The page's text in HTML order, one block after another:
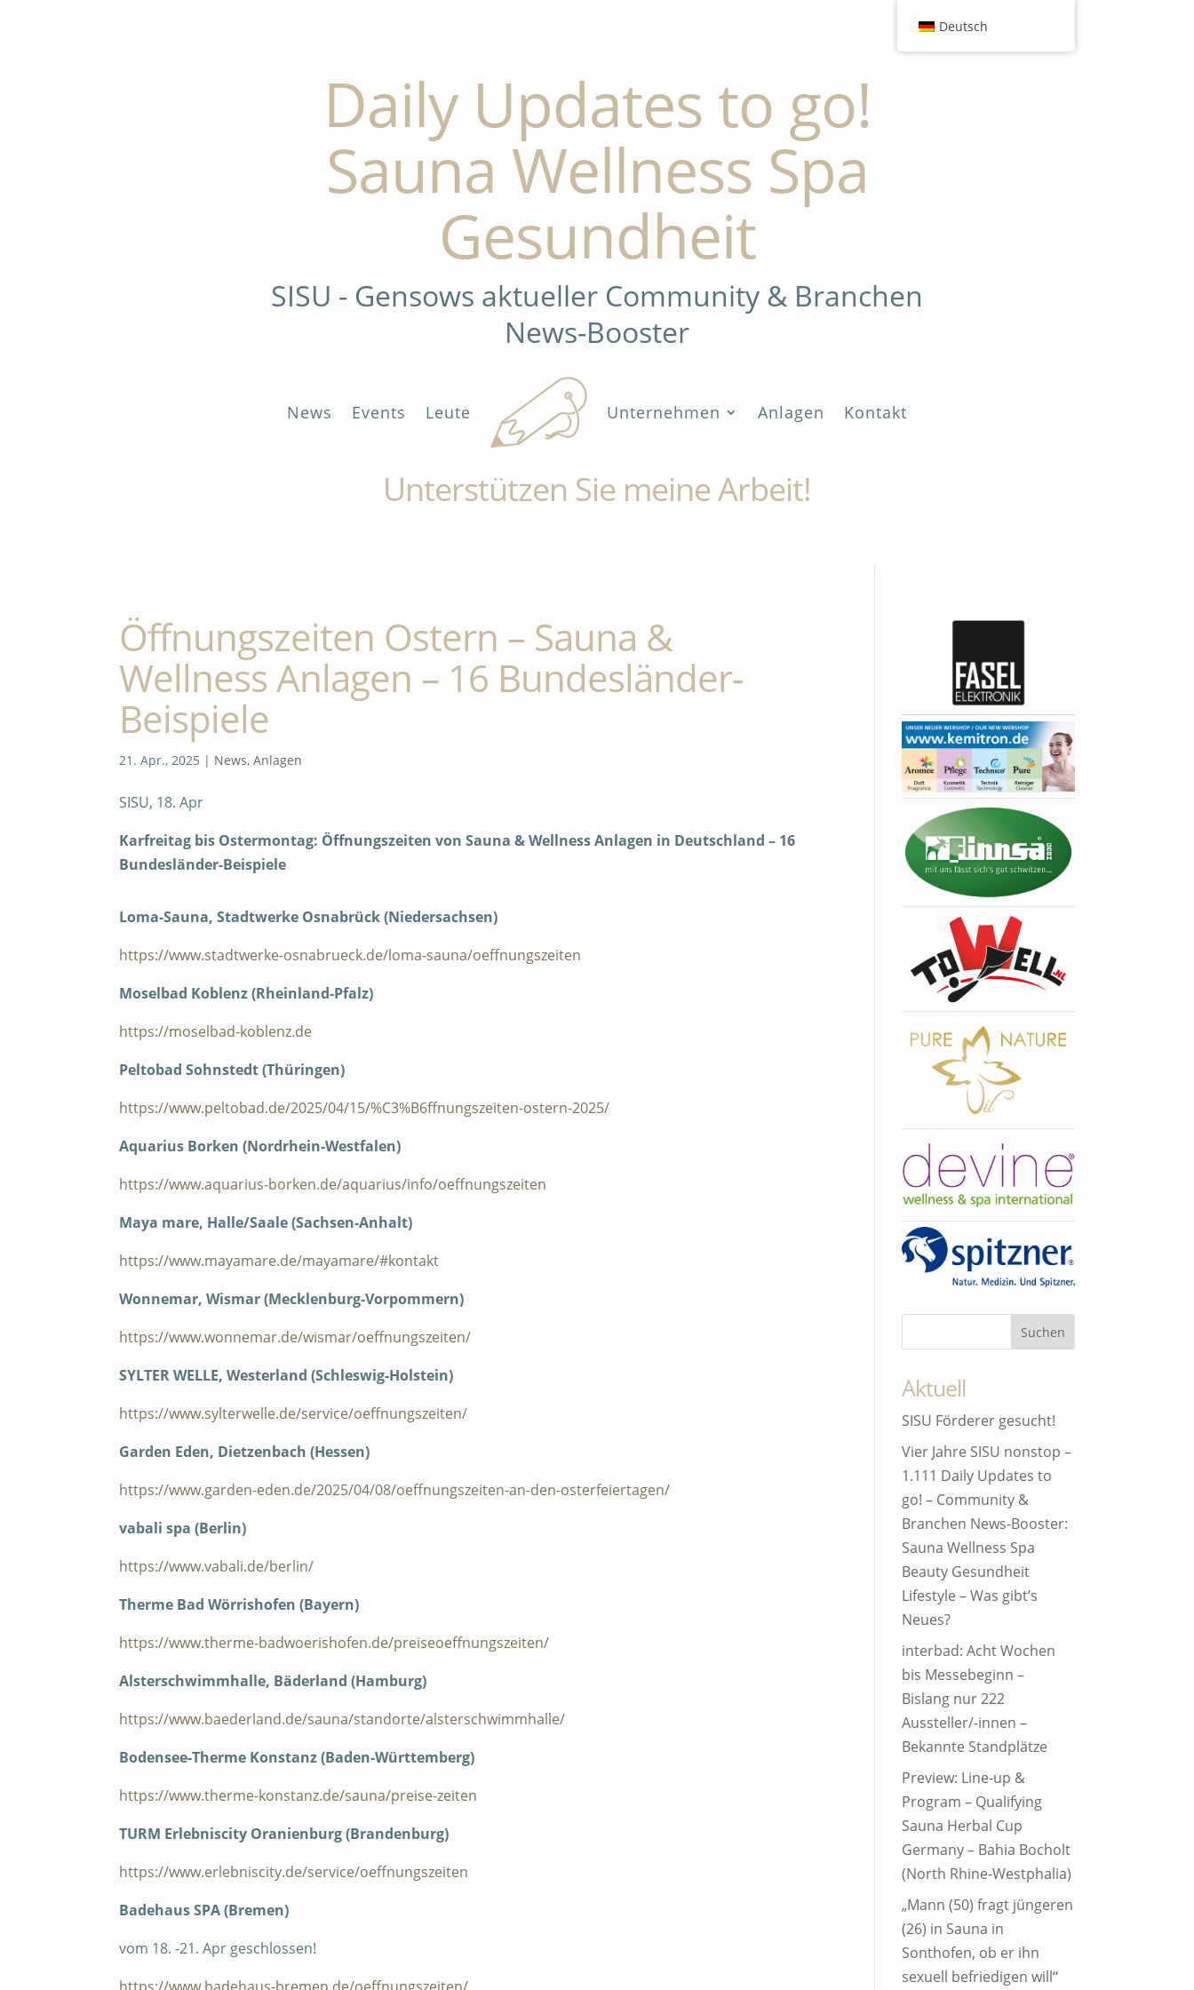
Daily Updates to go!
Sauna Wellness Spa
Gesundheit
SISU - Gensows aktueller Community & Branchen
News-Booster
News Events Leute Unternehmen Anlagen Kontakt
Unterstützen Sie meine Arbeit!
Öffnungszeiten Ostern – Sauna &
Wellness Anlagen – 16 Bundesländer-
Beispiele
21. Apr., 2025 | News,Anlagen
SISU, 18. Apr
Karfreitag bis Ostermontag: Öffnungszeiten von Sauna & Wellness Anlagen in Deutschland – 16
Bundesländer-Beispiele
Loma-Sauna, Stadtwerke Osnabrück (Niedersachsen)
https://www.stadtwerke-osnabrueck.de/loma-sauna/oeffnungszeiten
Moselbad Koblenz (Rheinland-Pfalz)
https://moselbad-koblenz.de
Peltobad Sohnstedt (Thüringen)
https://www.peltobad.de/2025/04/15/%C3%B6ffnungszeiten-ostern-2025/
Aquarius Borken (Nordrhein-Westfalen)
https://www.aquarius-borken.de/aquarius/info/oeffnungszeiten
Maya mare, Halle/Saale (Sachsen-Anhalt)
https://www.mayamare.de/mayamare/#kontakt
Wonnemar, Wismar (Mecklenburg-Vorpommern)
https://www.wonnemar.de/wismar/oeffnungszeiten/
SYLTER WELLE, Westerland (Schleswig-Holstein)
https://www.sylterwelle.de/service/oeffnungszeiten/
Garden Eden, Dietzenbach (Hessen)
https://www.garden-eden.de/2025/04/08/oeffnungszeiten-an-den-osterfeiertagen/
vabali spa (Berlin)
https://www.vabali.de/berlin/
Therme Bad Wörrishofen (Bayern)
https://www.therme-badwoerishofen.de/preiseoeffnungszeiten/
Alsterschwimmhalle, Bäderland (Hamburg)
https://www.baederland.de/sauna/standorte/alsterschwimmhalle/
Bodensee-Therme Konstanz (Baden-Württemberg)
https://www.therme-konstanz.de/sauna/preise-zeiten
TURM Erlebniscity Oranienburg (Brandenburg)
https://www.erlebniscity.de/service/oeffnungszeiten
Badehaus SPA (Bremen)
vom 18. -21. Apr geschlossen!
Aktuell
SISU Förderer gesucht!
Vier Jahre SISU nonstop –
1.111 Daily Updates to
go! – Community &
Branchen News-Booster:
Sauna Wellness Spa
Beauty Gesundheit
Lifestyle – Was gibt’s
Neues?
interbad: Acht Wochen
bis Messebeginn –
Bislang nur 222
Aussteller/-innen –
Bekannte Standplätze
Preview: Line-up &
Program – Qualifying
Sauna Herbal Cup
Germany – Bahia Bocholt
(North Rhine-Westphalia)
„Mann (50) fragt jüngeren
(26) in Sauna in
Sonthofen, ob er ihn
sexuell befriedigen will“
Deutsch